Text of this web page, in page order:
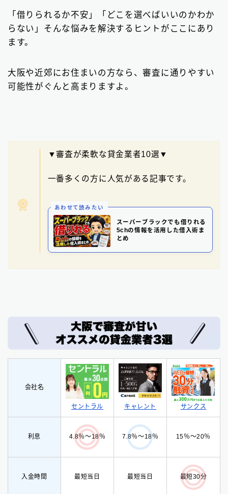
個人間融資は要注意
後払い決済サービス
おまとめローン 6
大手消費者金融で借りる 3
「借りられるか不安」「どこを選べばいいのかわか
らない」そんな悩みを解決するヒントがここにあり
ます。
大阪や近郊にお住まいの方なら、審査に通りやすい
可能性がぐんと高まりますよ。
▼審査が柔軟な貸金業者10選▼
一番多くの方に人気がある記事です。
あわせて読みたい
スーパーブラックでも借りれる
5chの情報を活用した借入術ま
とめ
会社名
セントラル キャレント サンクス
利息 4.8％〜18％ 7.8％〜18％ 15％〜20％
入金時間 最短当日 最短当日 最短30分